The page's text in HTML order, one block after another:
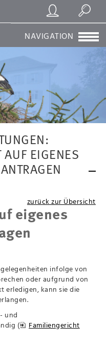
Registrierung/Login
Suchen
NAVIGATION
AUF EIGENES
zurück zur Übersicht
eigenes
infolge von
oder aufgrund von
erledigen, kann sie die
und
(
Familiengericht